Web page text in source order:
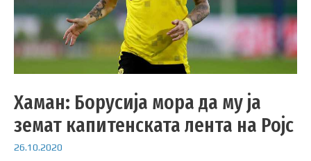
Хаман: Борусија мора да му ја
земат капитенската лента на Ројс
26.10.2020